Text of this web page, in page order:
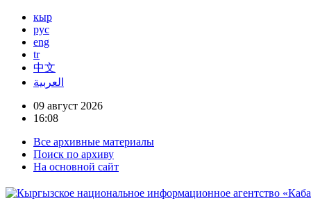
кыр
рус
eng
tr
中文
العربية
09 август 2026
16:08
Все архивные материалы
Поиск по архиву
На основной сайт